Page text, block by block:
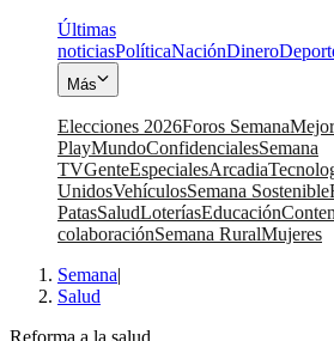
Últimas
noticiasPolíticaNaciónDinero
Más
Elecciones 2026Foros Semana
PlayMundoConfidencialesSemana
TVGenteEspecialesArcadia
UnidosVehículosSemana Sostenible
PatasSaludLoteríasEducación
colaboraciónSemana RuralMujeres
Semana|
Salud
Reforma a la salud